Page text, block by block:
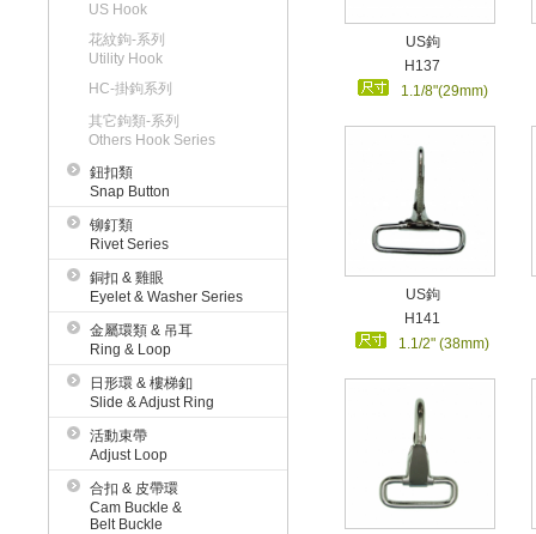
US Hook
花紋鉤-系列
Utility Hook
HC-掛鉤系列
其它鉤類-系列
Others Hook Series
鈕扣類
Snap Button
铆釘類
Rivet Series
銅扣 & 雞眼
Eyelet & Washer Series
金屬環類 & 吊耳
Ring & Loop
日形環 & 樓梯釦
Slide & Adjust Ring
活動束帶
Adjust Loop
合扣 & 皮帶環
Cam Buckle &
Belt Buckle
US鉤
H137
1.1/8"(29mm)
US鉤
H141
1.1/2" (38mm)